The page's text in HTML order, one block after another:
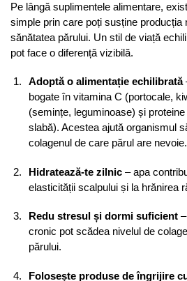
Pe lângă suplimentele alimentare,
simple prin care poți susține producția
sănătatea părului. Un stil de viață
pot face o diferență vizibilă.
Adoptă o alimentație echilibrată
bogate în vitamina C (portocale,
(semințe, leguminoase) și
slabă). Acestea ajută organismul
colagenul de care părul are nevoie.
Hidratează-te zilnic – apa
elasticității scalpului și la hrănirea
Redu stresul și dormi suficient
cronic pot scădea nivelul de
părului.
Folosește produse de îngrijire